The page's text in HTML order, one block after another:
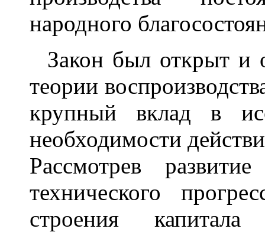
народного
Закон был открыт и
теории
крупный вклад в
необходимости
Рассмотрев
технического
строения